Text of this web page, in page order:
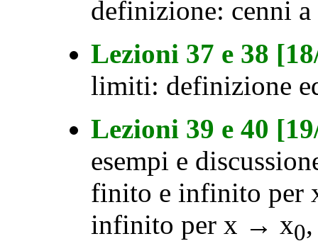
definizione: cenni
Lezioni 37 e 38
limiti: definizione
Lezioni 39 e 40
esempi e
finito e infinito
infinito per x → x0